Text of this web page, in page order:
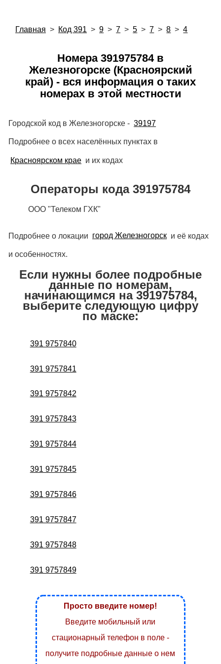
Главная > Код 391 > 9 > 7 > 5 > 7 > 8 > 4
Номера 391975784 в
Железногорске (Красноярский
край) - вся информация о таких
номерах в этой местности
Городской код в Железногорске - 39197
Подробнее о всех населённых пунктах в
Красноярском крае и их кодах
Операторы кода 391975784
ООО "Телеком ГХК"
Подробнее о локации город Железногорск и её кодах
и особенностях.
Если нужны более подробные
данные по номерам,
начинающимся на 391975784,
выберите следующую цифру
по маске:
391 9757840
391 9757841
391 9757842
391 9757843
391 9757844
391 9757845
391 9757846
391 9757847
391 9757848
391 9757849
Просто введите номер!
Введите мобильный или
стационарный телефон в поле -
получите подробные данные о нем